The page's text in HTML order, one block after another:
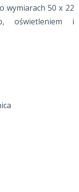
wymiarach 50 x 22
oświetleniem i